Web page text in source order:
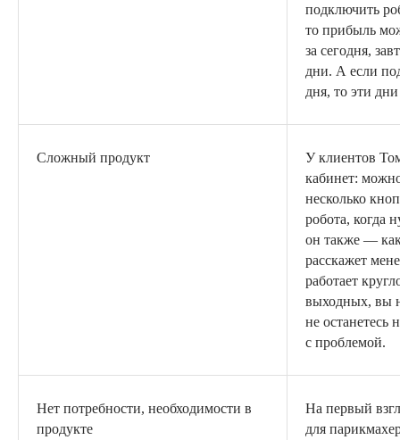
подключить
то прибыль
за сегодня,
дни. А если
дня, то эти
Сложный продукт
У клиентов
кабинет:
несколько
робота, когда
он также — как
расскажет
работает
выходных, вы
не останетесь
с проблемой.
Нет потребности, необходимости в
продукте
На первый
для